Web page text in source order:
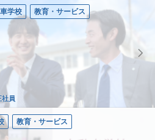
学校 教育・サービス
社員
教育・サービス